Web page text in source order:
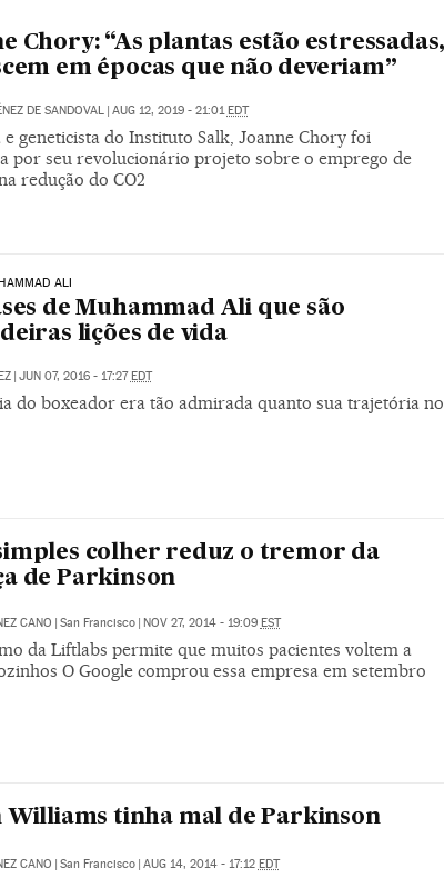
Chory: “As plantas estão estressadas,
em épocas que não deveriam”
DE SANDOVAL AUG 12, 2019 - 21:01 EDT
e geneticista do Instituto Salk, Joanne Chory foi
por seu revolucionário projeto sobre o emprego de
redução do CO2
ALI
de Muhammad Ali que são
lições de vida
JUN 07, 2016 - 17:27 EDT
do boxeador era tão admirada quanto sua trajetória no
colher reduz o tremor da
de Parkinson
CANO | San Francisco | NOV 27, 2014 - 19:09 EST
da Liftlabs permite que muitos pacientes voltem a
O Google comprou essa empresa em setembro
Williams tinha mal de Parkinson
CANO San Francisco AUG 14, 2014 - 17:12 EDT